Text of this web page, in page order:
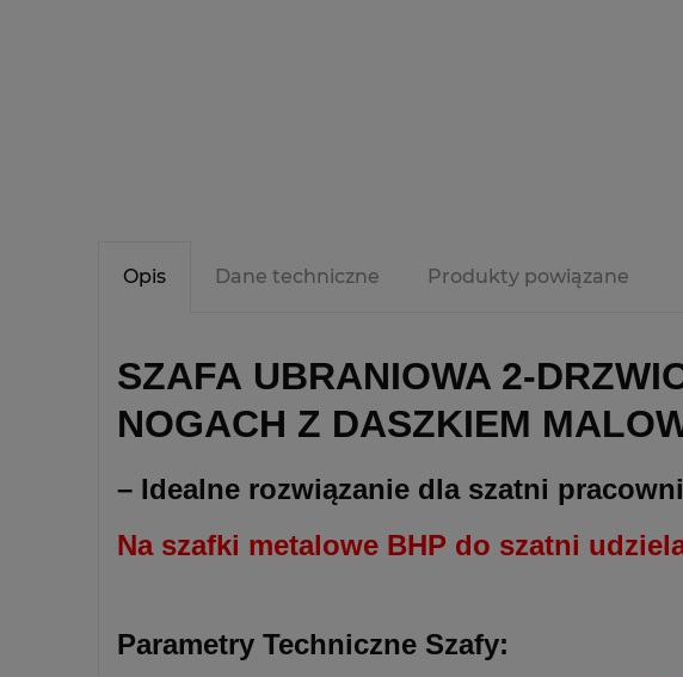
Opis Dane techniczne Produkty powiązane
SZAFA UBRANIOWA 2-
NOGACH Z DASZKIEM
– Idealne rozwiązanie dla szatni
Na szafki metalowe BHP do szatni
Parametry Techniczne Szafy: